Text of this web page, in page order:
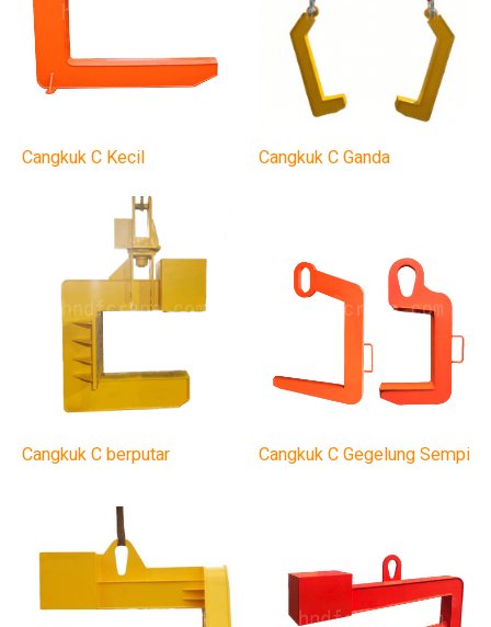
Cangkuk C Kecil Cangkuk C Ganda
Cangkuk C berputar Cangkuk C Gegelung Sempit